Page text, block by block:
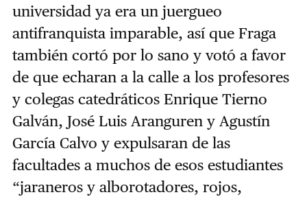
universidad ya era un juergueo
antifranquista imparable, así que Fraga
también cortó por lo sano y votó a favor
de que echaran a la calle a los profesores
y colegas catedráticos Enrique Tierno
Galván, José Luis Aranguren y Agustín
García Calvo y expulsaran de las
facultades a muchos de esos estudiantes
“jaraneros y alborotadores, rojos,